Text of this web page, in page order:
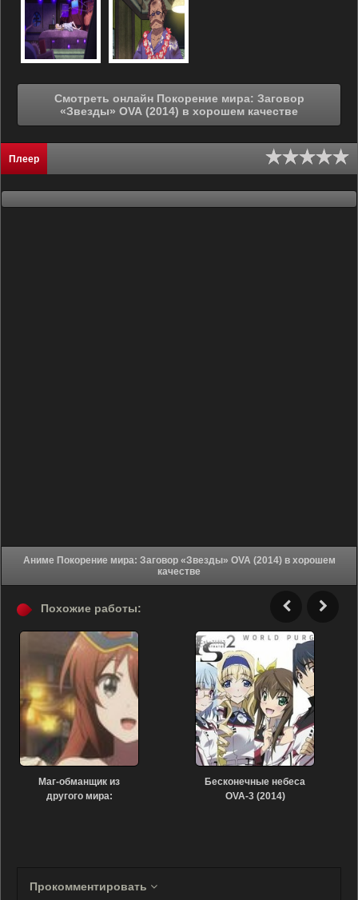
Смотреть онлайн Покорение мира: Заговор
«Звезды» OVA (2014) в хорошем качестве
Плеер
Аниме Покорение мира: Заговор «Звезды» OVA (2014) в хорошем
качестве
Похожие работы:
Маг-обманщик из
другого мира:
Бесконечные небеса
OVA-3 (2014)
Прокомментировать